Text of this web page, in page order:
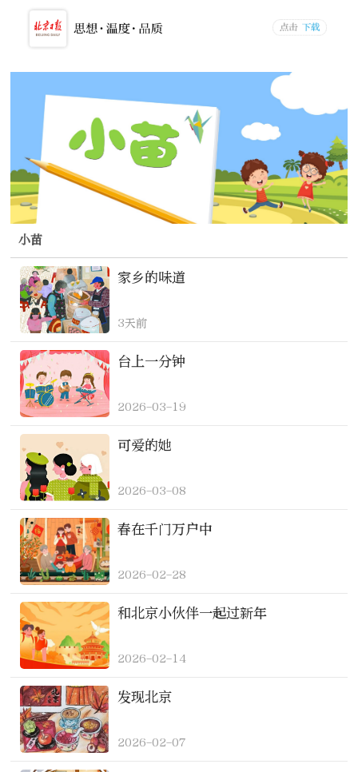
小苗
家乡的味道
3天前
台上一分钟
2026-03-19
可爱的她
2026-03-08
春在千门万户中
2026-02-28
和北京小伙伴一起过新年
2026-02-14
发现北京
2026-02-07